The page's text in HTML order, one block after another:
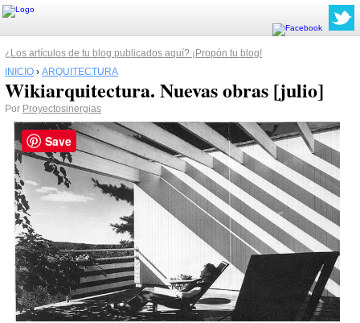
¿Los artículos de tu blog publicados aquí? ¡Propón tu blog!
INICIO › ARQUITECTURA
Wikiarquitectura. Nuevas obras [julio]
Por Proyectosinergias
Save